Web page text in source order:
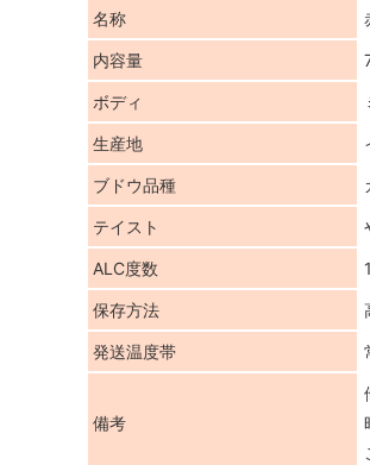
名称
内容量
ボディ
生産地
ブドウ品種
テイスト
ALC度数
保存方法
発送温度帯
備考